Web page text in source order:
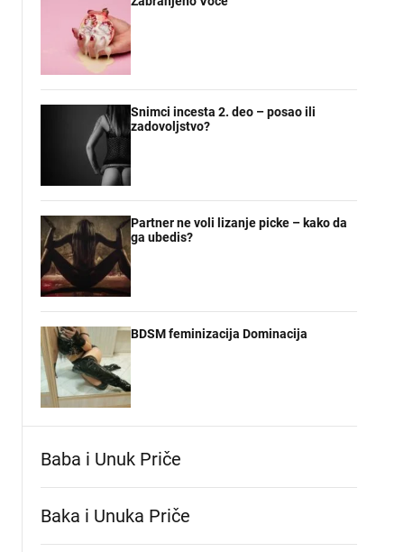
Snimci incesta 2. deo – posao ili
zadovoljstvo?
Partner ne voli lizanje picke – kako da
ga ubedis?
BDSM feminizacija Dominacija
Baba i Unuk Priče
Baka i Unuka Pričе